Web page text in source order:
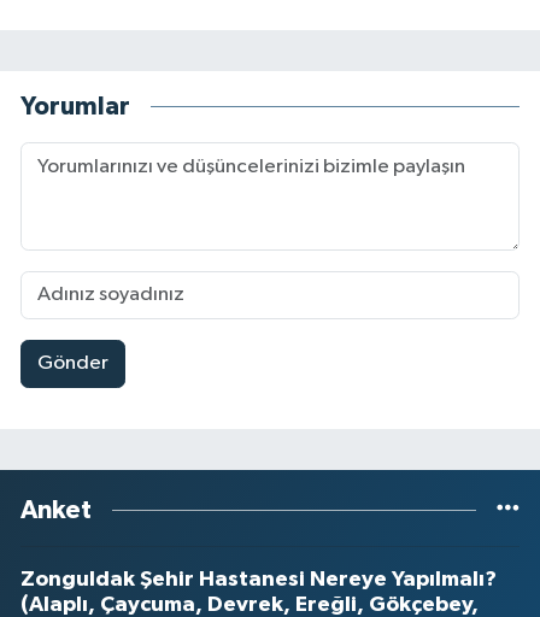
Yorumlar
Gönder
Anket
Zonguldak Şehir Hastanesi Nereye Yapılmalı?
(Alaplı, Çaycuma, Devrek, Ereğli, Gökçebey,